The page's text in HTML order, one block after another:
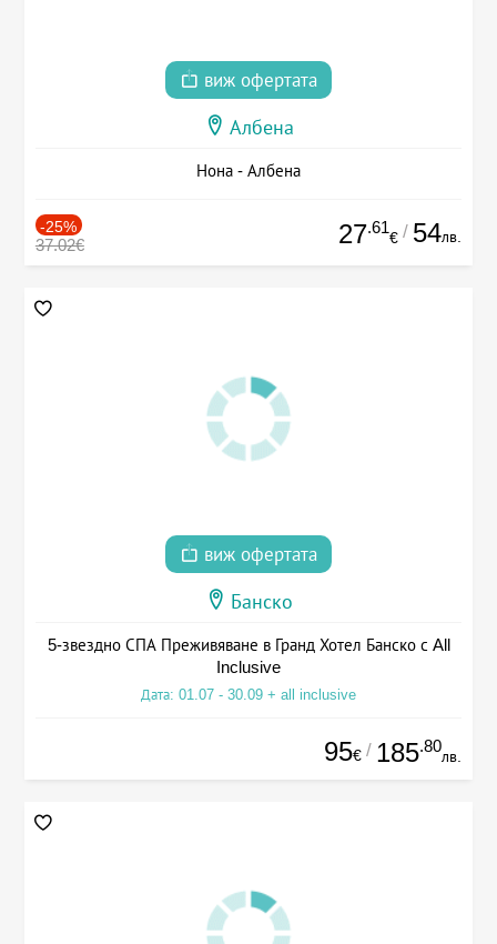
виж офертата
Албена
Нона - Албена
-25%
37.02€ 27.61
€ / 54лв.
виж офертата
Банско
5-звездно СПА Преживяване в Гранд Хотел Банско с All
Inclusive
Дата: 01.07 - 30.09 + all inclusive
95€ / 185.80
лв.